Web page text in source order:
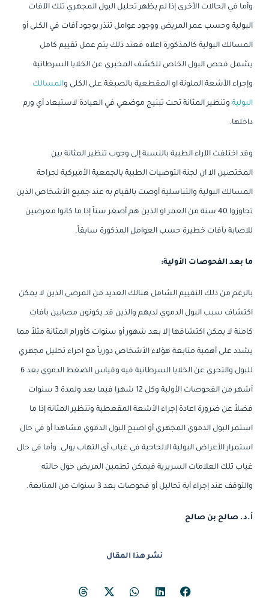
وأما في الحالات الأخرى إذا لم يظهر تحليل البول المجهري تلك الآفات
البولية وحسب عمر المريض ووجود عوامل تنذر بوجود آفات في الكلى أو
المسالك البولية كالمذكورة اعلاه فعند ذلك يتم عمل تقييم كامل
يشمل فحص البول الخاص للكشف المخبري عن الخلايا السرطانية
وإجراء الأشعة الملونة او المقطعية بالصبغة على الكلى والمسالك
البوليةوتنظير المثانة تحت تبنيج موضعي في العيادة لاستبعاد أي ورم
داخلها.
وقد اختلفت الآراء الطبية بالنسبة إلى وجوب تنظير المثانة بين
المختصين الا ان لجنة التوصيات الطبية بالجمعية الأميركية لجراحة
المسالك البولية والتناسلية أوصت بالقيام به عند جميع الأشخاص الذين
تجاوزوا 40 سنة من العمر او الذين هم أصغر سناً إذا ما كانوا معرضين
للاصابة بآفات خطيرة حسب العوامل المذكورة سابقاً.
ما بعد الفحوصات الأولية:
بالرغم من ذلك التقييم الشامل هنالك العديد من المرضى الذين لا يمكن
اكتشاف سبب البول الدموي لديهم والذين قد يكونون مصابين بآفات
كامنة لا يمكن اكتشافها إلا بعد شهور أو سنوات كأورام المثانة مثلاً مما
يشدد على أهمية متابعة هؤلاء الأشخاص دورياً مع اجراء تحليل مجهري
للبول والتحري عن الخلايا السرطانية فيه وقياس الضغط الدموي بعد 6
أشهر من الفحوصات الأولية وكل 12 شهرا فيما بعد ولمدة 3 سنوات
فضلاً عن ضرورة اعادة إجراء الأشعة المقعطية وتنظير المثانة إذا ما
استمر البول الدموي المجهري أو اصبح البول الدموي مشاهدا أو في حال
استمرار الأعراض البولية الالحاحية في غياب أي التهاب بولي. وأما في حال
غياب تلك العلامات السريرية فيمكن تطمين المريض حول حالته
والتوقف عند إجراء أية تحاليل أو فحوصات بعد 3 سنوات من المتابعة.
أ.د. صالح بن صالح
نشر هذا المقال